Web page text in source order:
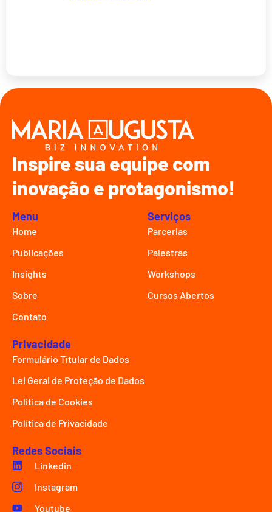
Inspire sua equipe com
inovação e protagonismo!
Menu
Home
Publicações
Insights
Sobre
Contato
Serviços
Parcerias
Palestras
Workshops
Cursos Abertos
Privacidade
Formulário Títular de Dados
Lei Geral de Proteção de Dados
Política de Cookies
Política de Privacidade
Redes Sociais
Linkedin
Instagram
Youtube